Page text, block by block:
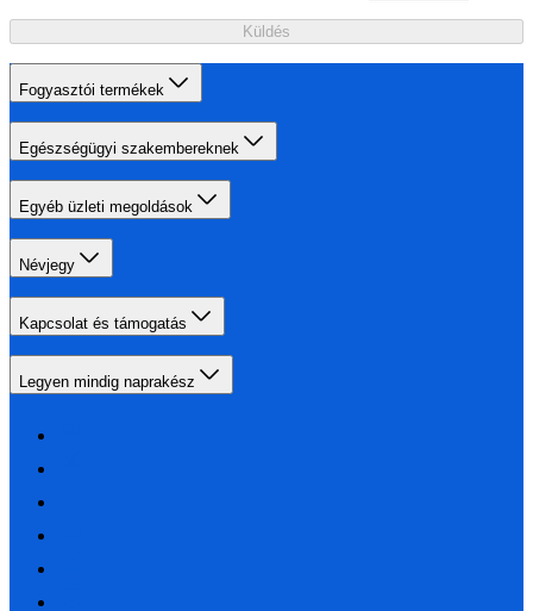
Küldés
Fogyasztói termékek
Egészségügyi szakembereknek
Egyéb üzleti megoldások
Névjegy
Kapcsolat és támogatás
Legyen mindig naprakész